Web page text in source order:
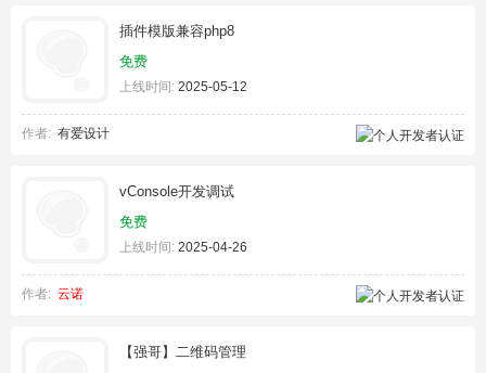
插件模版兼容php8
免费
上线时间: 2025-05-12
作者: 有爱设计
vConsole开发调试
免费
上线时间: 2025-04-26
作者: 云诺
【强哥】二维码管理